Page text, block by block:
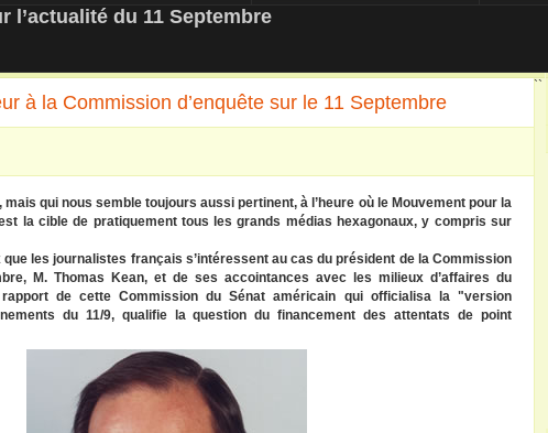
– NEWS
l’actualité du 11 Septembre
à la Commission d’enquête sur le 11 Septembre
qui nous semble toujours aussi pertinent, à l’heure où le Mouvement pour la
la cible de pratiquement tous les grands médias hexagonaux, y compris sur
que les journalistes français s’intéressent au cas du président de la Commission
M. Thomas Kean, et de ses accointances avec les milieux d’affaires du
de cette Commission du Sénat américain qui officialisa la "version
du 11/9, qualifie la question du financement des attentats de point
``